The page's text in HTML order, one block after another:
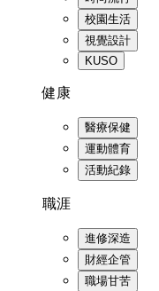
校園生活
視覺設計
KUSO
健康
醫療保健
運動體育
活動紀錄
職涯
進修深造
財經企管
職場甘苦